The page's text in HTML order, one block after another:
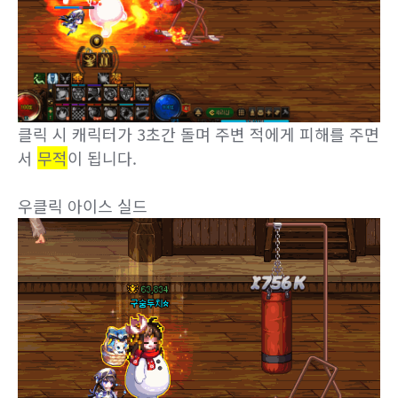
클릭 시 캐릭터가 3초간 돌며 주변 적에게 피해를 주면
서 무적이 됩니다.
우클릭 아이스 실드